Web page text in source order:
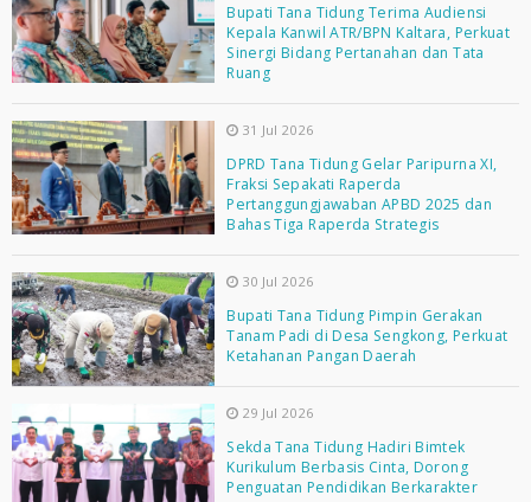
Bupati Tana Tidung Terima Audiensi
Kepala Kanwil ATR/BPN Kaltara, Perkuat
Sinergi Bidang Pertanahan dan Tata
Ruang
31 Jul 2026
DPRD Tana Tidung Gelar Paripurna XI,
Fraksi Sepakati Raperda
Pertanggungjawaban APBD 2025 dan
Bahas Tiga Raperda Strategis
30 Jul 2026
Bupati Tana Tidung Pimpin Gerakan
Tanam Padi di Desa Sengkong, Perkuat
Ketahanan Pangan Daerah
29 Jul 2026
Sekda Tana Tidung Hadiri Bimtek
Kurikulum Berbasis Cinta, Dorong
Penguatan Pendidikan Berkarakter